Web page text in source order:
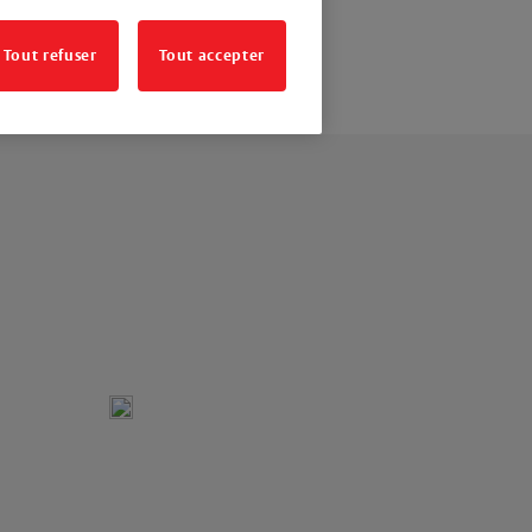
Tout refuser Tout accepter